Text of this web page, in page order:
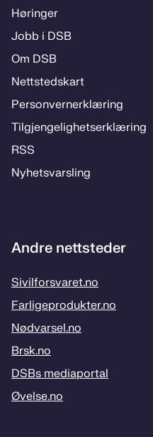
Hø­rin­­ger
Jobb i DSB
Om DSB
Nett­steds­­kart
Per­­son­ver­n­er­klæ­­ring
Til­­­gjen­­ge­­lig­hets­­er­klæ­­ring
RSS
Ny­hets­­vars­­ling
Andre nettsteder
Sivilforsvaret.no
Farligeprodukter.no
Nødvarsel.no
Brsk.no
DSBs mediaportal
Øvelse.no